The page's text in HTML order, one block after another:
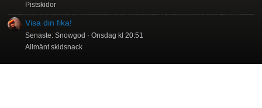
Pistskidor
Visa din fika!
Senaste: Snowgod
Onsdag kl 20:51
Allmänt skidsnack